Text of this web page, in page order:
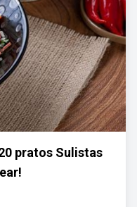
pratos Sulistas